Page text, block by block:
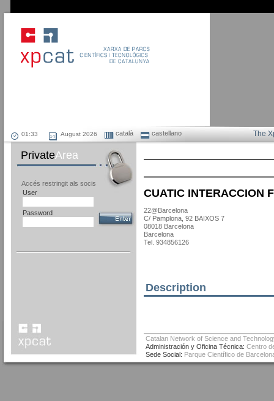
August 2026 català castellano The
PrivateArea
Accés restringit als socis
User
Password
CUATIC INTERACCION
22@Barcelona
C/ Pamplona, 92 BAIXOS 7
08018 Barcelona
Barcelona
Tel. 934856126
Description
Catalan Network of Science and
Administración y Oficina Técnica: Centro
Sede Social: Parque Científico de